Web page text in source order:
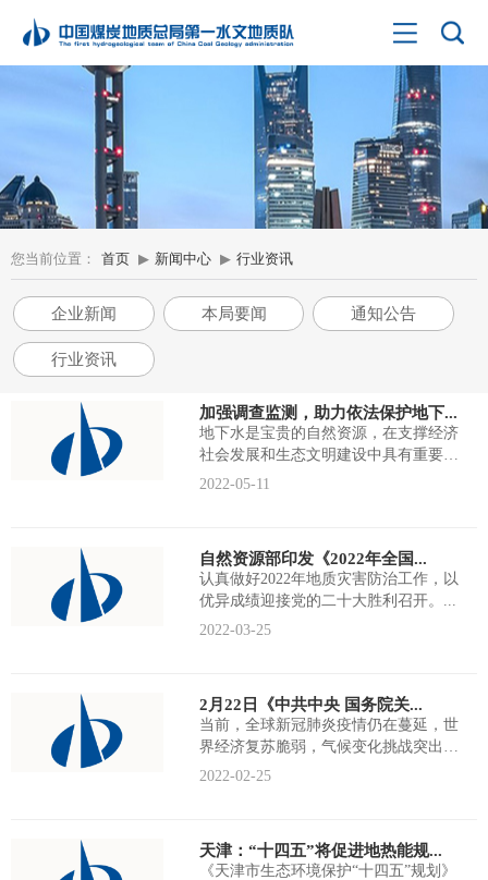
您当前位置： 首页 ▶ 新闻中心 ▶ 行业资讯
企业新闻 本局要闻 通知公告
行业资讯
加强调查监测，助力依法保护地下...
地下水是宝贵的自然资源，在支撑经济
社会发展和生态文明建设中具有重要作
用。自2021年12月1日起施行的《...
2022-05-11
自然资源部印发《2022年全国...
认真做好2022年地质灾害防治工作，以
优异成绩迎接党的二十大胜利召开。...
2022-03-25
2月22日《中共中央 国务院关...
当前，全球新冠肺炎疫情仍在蔓延，世
界经济复苏脆弱，气候变化挑战突出，
我国经济社会发展各项任务极为繁重艰
2022-02-25
天津：“十四五”将促进地热能规...
《天津市生态环境保护“十四五”规划》